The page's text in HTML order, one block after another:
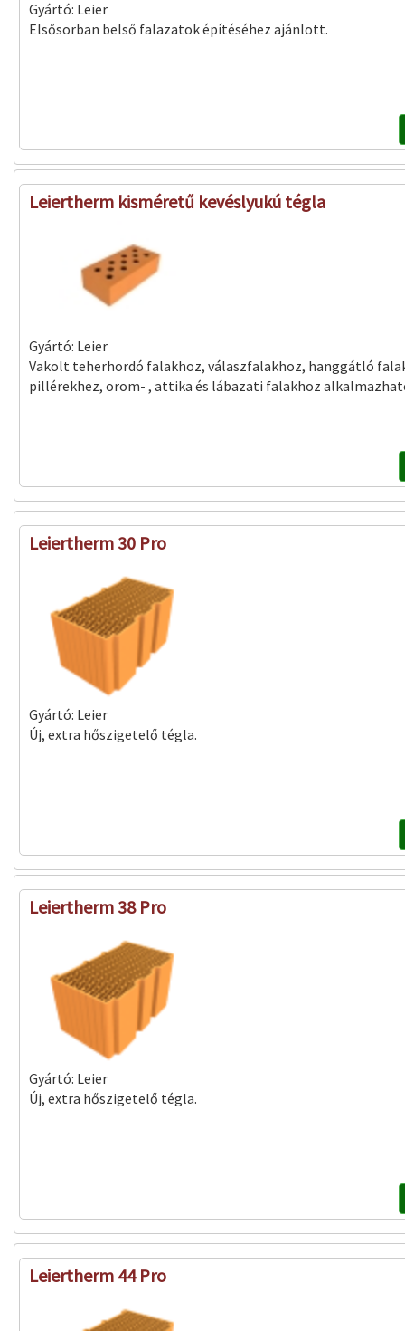
Gyártó: Leier
Elsősorban belső falazatok építéséhez ajánlott.
Leiertherm kisméretű kevéslyukú tégla
Gyártó: Leier
Vakolt teherhordó falakhoz, válaszfalakhoz, hanggátló
pillérekhez, orom- , attika és lábazati falakhoz
Leiertherm 30 Pro
Gyártó: Leier
Új, extra hőszigetelő tégla.
Leiertherm 38 Pro
Gyártó: Leier
Új, extra hőszigetelő tégla.
Leiertherm 44 Pro